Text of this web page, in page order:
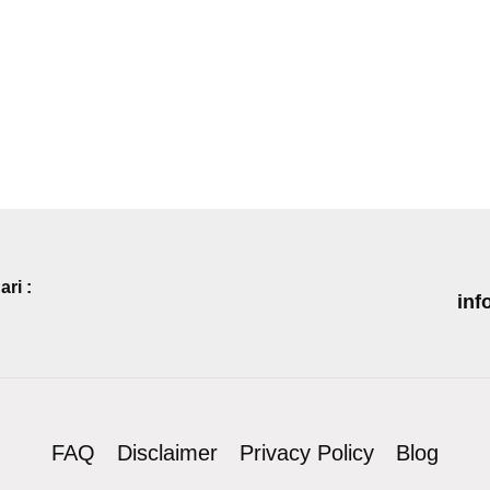
:
FAQ Disclaimer Privacy Policy Blog